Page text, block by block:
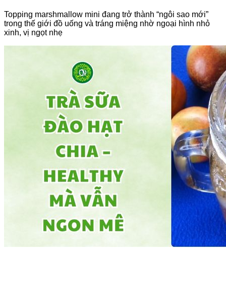
Topping marshmallow mini đang trở thành “ngôi sao mới”
trong thế giới đồ uống và tráng miệng nhờ ngoại hình nhỏ
xinh, vị ngọt nhẹ